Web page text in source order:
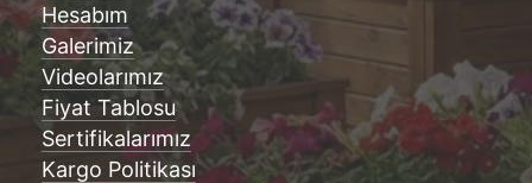
Hesabım
Galerimiz
Videolarımız
Fiyat Tablosu
Sertifikalarımız
Kargo Politikası